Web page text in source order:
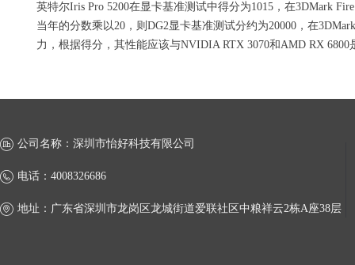
英特尔Iris Pro 5200在显卡基准测试中得分为1015，在3DMark
当年的分数乘以20，则DG2显卡基准测试分约为20000，在
力，根据得分，其性能应该与NVIDIA RTX 3070和AMD RX 6800
公司名称： 深圳市怡好科技有限公司
电话： 4008326686
地址： 广东省深圳市龙岗区龙城街道爱联社区中粮祥云2栋A座38层